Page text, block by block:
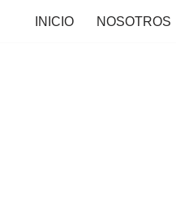
INICIO NOSOTROS